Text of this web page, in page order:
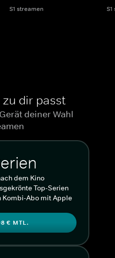
S1 streamen
dir passt
deiner Wahl
dem Kino
Top-Serien
Kombi-Abo mit Apple
€ MTL.